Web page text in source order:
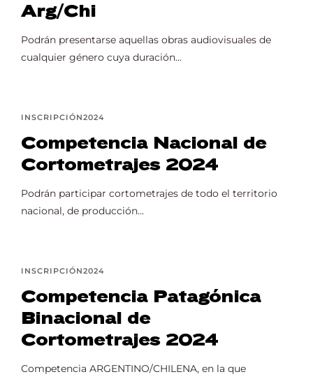
Arg/Chi
Podrán presentarse aquellas obras audiovisuales de
cualquier género cuya duración...
INSCRIPCIÓN2024
Competencia Nacional de
Cortometrajes 2024
Podrán participar cortometrajes de todo el territorio
nacional, de producción...
INSCRIPCIÓN2024
Competencia Patagónica
Binacional de
Cortometrajes 2024
Competencia ARGENTINO/CHILENA, en la que